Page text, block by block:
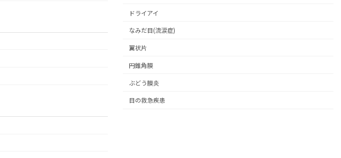
ドライアイ
なみだ目(流涙症)
翼状片
円錐角膜
ぶどう膜炎
目の救急疾患